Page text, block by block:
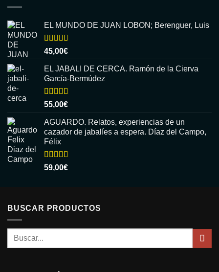
EL MUNDO DE JUAN LOBON; Berenguer, Luis
Valorado
con
5
45,00€
EL JABALI DE CERCA. Ramón de la Cierva
García-Bermúdez
Valorado
con
5
55,00€
AGUARDO. Relatos, experiencias de un
cazador de jabalíes a espera. Díaz del Campo,
Félix
Valorado
con
59,00€
BUSCAR PRODUCTOS
Buscar